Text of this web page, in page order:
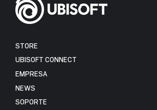
STORE
UBISOFT CONNECT
EMPRESA
NEWS
SOPORTE